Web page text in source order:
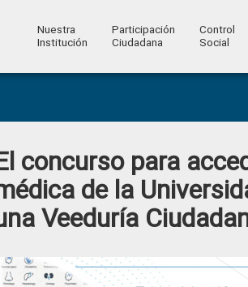
Nuestra
Institución
Participación
Ciudadana
Control
Social
concurso para
de la
Veeduría